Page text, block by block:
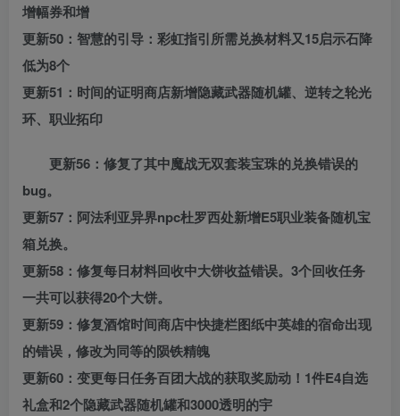
增幅券和增
更新50：智慧的引导：彩虹指引所需兑换材料又15启示石降
低为8个
更新51：时间的证明商店新增隐藏武器随机罐、逆转之轮光
环、职业拓印
更新56：修复了其中魔战无双套装宝珠的兑换错误的
bug。
更新57：阿法利亚异界npc杜罗西处新增E5职业装备随机宝
箱兑换。
更新58：修复每日材料回收中大饼收益错误。3个回收任务
一共可以获得20个大饼。
更新59：修复酒馆时间商店中快捷栏图纸中英雄的宿命出现
的错误，修改为同等的陨铁精魄
更新60：变更每日任务百团大战的获取奖励动！1件E4自选
礼盒和2个隐藏武器随机罐和3000透明的宇